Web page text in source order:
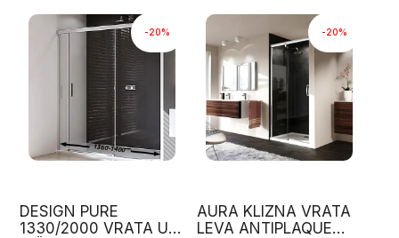
-20%
DESIGN PURE
1330/2000 VRATA U
-20%
AURA KLIZNA VRATA
LEVA ANTIPLAQUE